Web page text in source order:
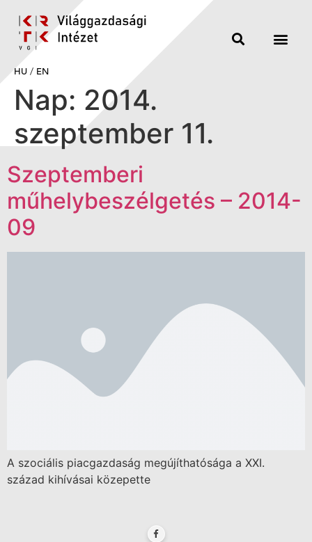
HU / EN
Nap: 2014.
szeptember 11.
Szeptemberi
műhelybeszélgetés – 2014-
09
A szociális piacgazdaság megújíthatósága a XXI.
század kihívásai közepette